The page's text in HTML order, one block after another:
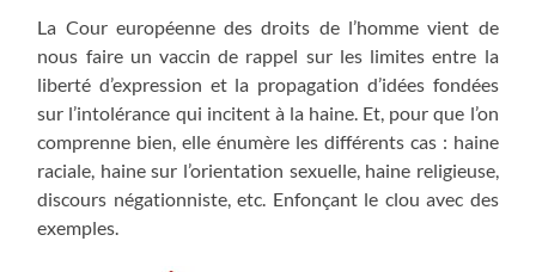
La Cour européenne des droits de l’homme vient de
nous faire un vaccin de rappel sur les limites entre la
liberté d’expression et la propagation d’idées fondées
sur l’intolérance qui incitent à la haine. Et, pour que l’on
comprenne bien, elle énumère les différents cas : haine
raciale, haine sur l’orientation sexuelle, haine religieuse,
discours négationniste, etc. Enfonçant le clou avec des
exemples.